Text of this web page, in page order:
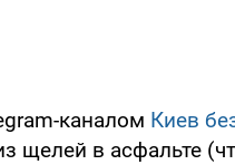
каналом Киев
щелей в асфальте